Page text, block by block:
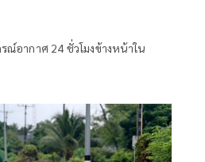
อากาศ 24 ชั่วโมงข้างหน้าใน